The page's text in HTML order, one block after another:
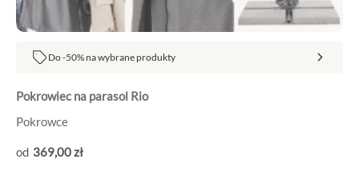
Do -50% na wybrane produkty
Pokrowiec na parasol Rio
Pokrowce
369,00zł